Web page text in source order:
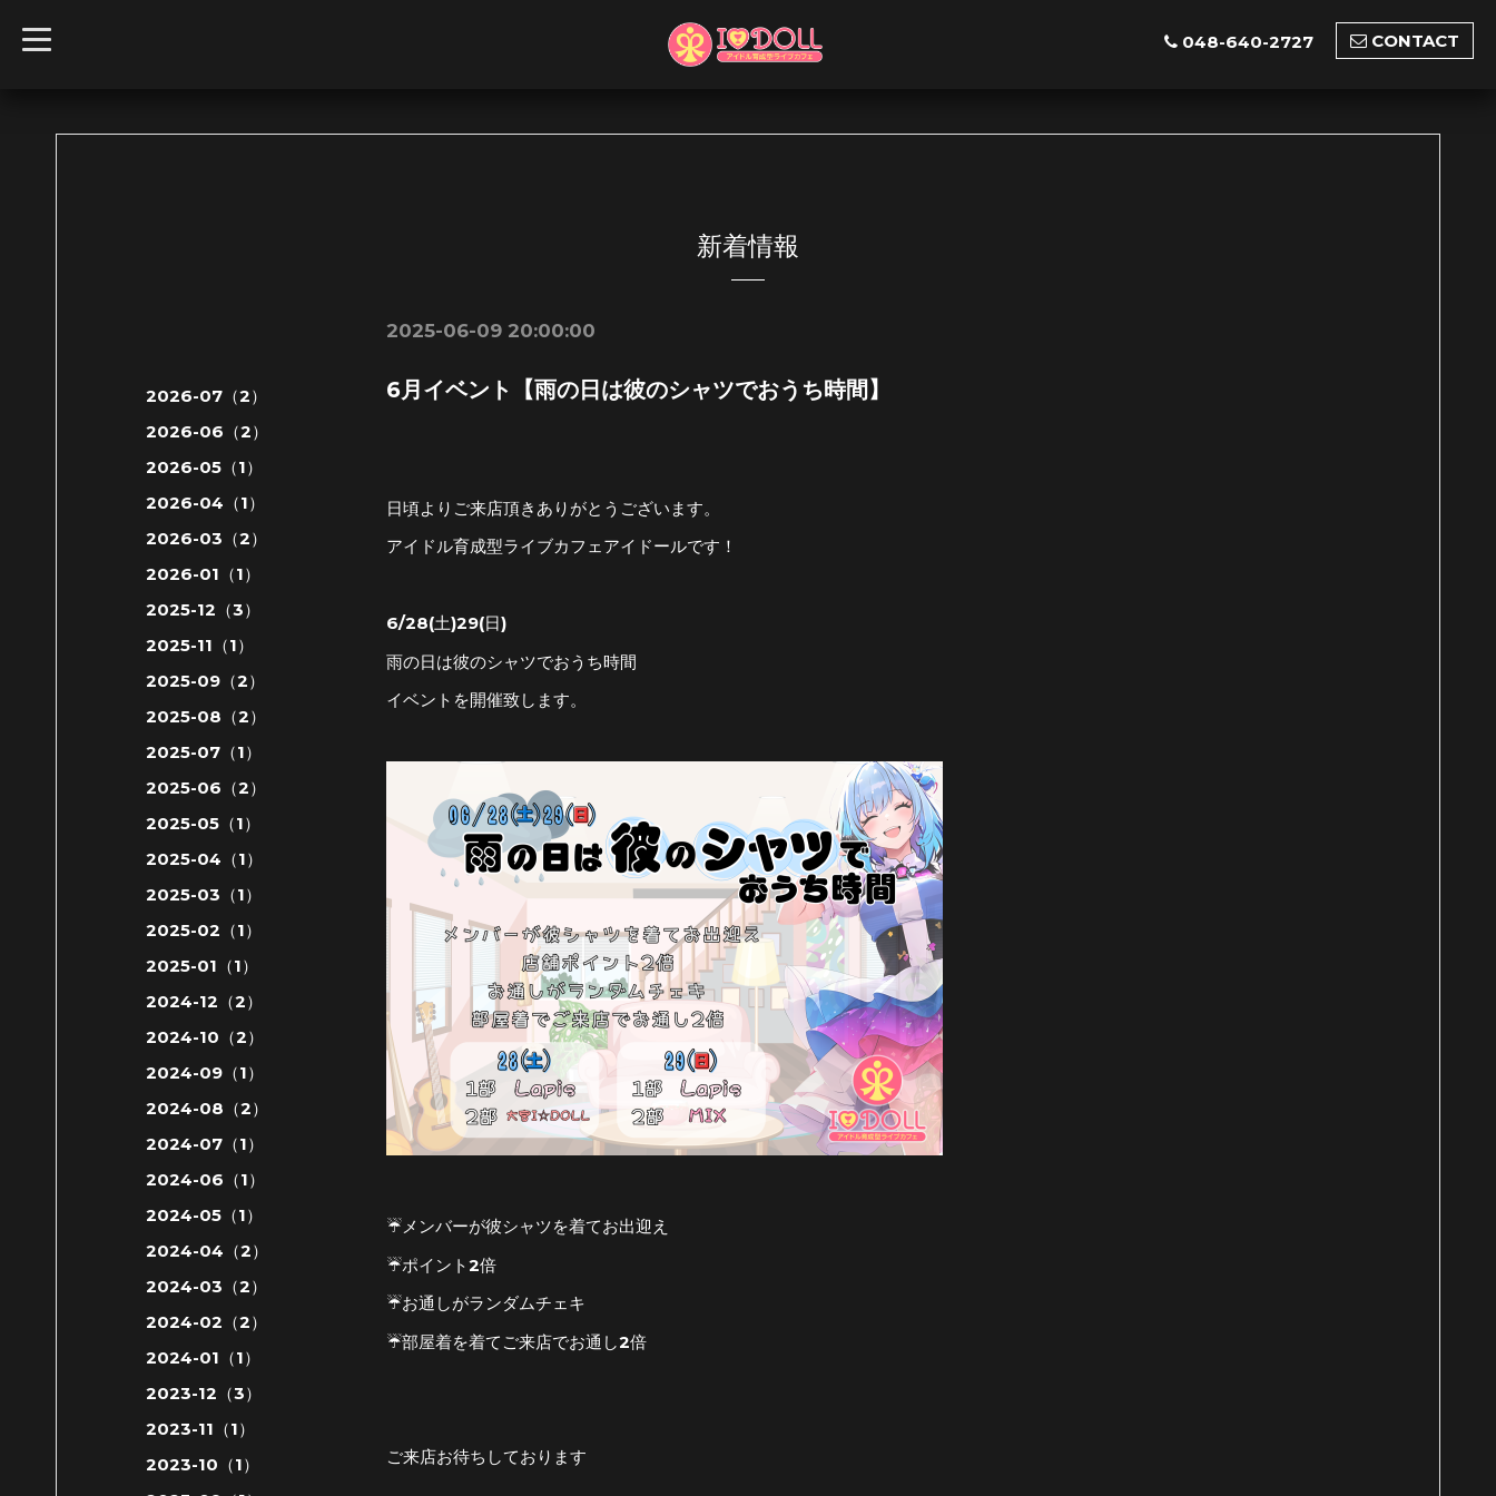
t
o
048-640-2727 CONTACT
新着情報
2025-06-09 20:00:00
6月イベント【雨の日は彼のシャツでおうち時間】
日頃よりご来店頂きありがとうございます。
アイドル育成型ライブカフェアイドールです！
6/28(土)29(日)
雨の日は彼のシャツでおうち時間
イベントを開催致します。
☔️メンバーが彼シャツを着てお出迎え
☔️ポイント2倍
☔️お通しがランダムチェキ
☔️部屋着を着てご来店でお通し2倍
ご来店お待ちしております
2026-07（2）
2026-06（2）
2026-05（1）
2026-04（1）
2026-03（2）
2026-01（1）
2025-12（3）
2025-11（1）
2025-09（2）
2025-08（2）
2025-07（1）
2025-06（2）
2025-05（1）
2025-04（1）
2025-03（1）
2025-02（1）
2025-01（1）
2024-12（2）
2024-10（2）
2024-09（1）
2024-08（2）
2024-07（1）
2024-06（1）
2024-05（1）
2024-04（2）
2024-03（2）
2024-02（2）
2024-01（1）
2023-12（3）
2023-11（1）
2023-10（1）